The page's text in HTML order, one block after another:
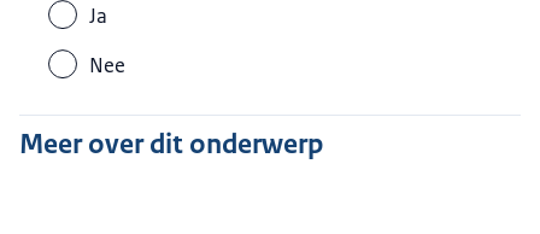
Ja
Nee
Meer over dit onderwerp